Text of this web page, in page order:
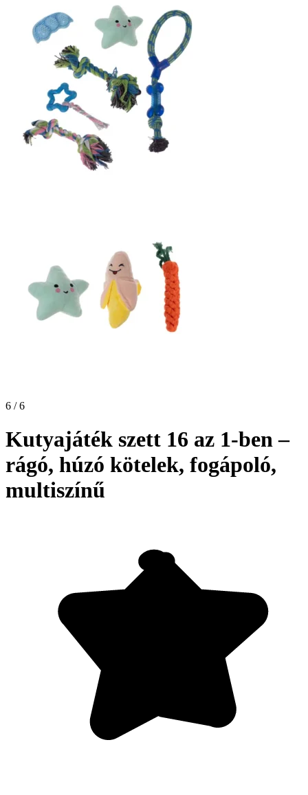
6 / 6
Kutyajáték szett 16 az 1-ben –
rágó, húzó kötelek, fogápoló,
multiszínű